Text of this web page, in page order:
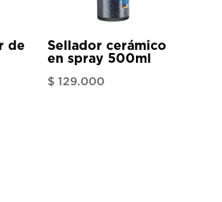
de
Sellador cerámico
en spray 500ml
$ 129.000